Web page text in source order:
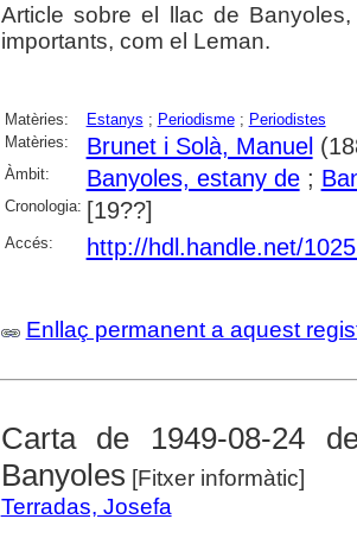
Article sobre el llac de
importants, com el Leman.
Matèries: Estanys ; Periodisme; Periodistes
Matèries:
Brunet i Solà, Manuel
Àmbit: Banyoles, estany de;
Cronologia: [19??]
Accés: http://hdl.handle.net/
Enllaç permanent a aquest
Carta de 1949-08-24
Banyoles [Fitxer informàtic]
Terradas, Josefa